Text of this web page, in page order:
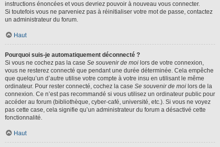
instructions énoncées et vous devriez pouvoir à nouveau vous connecter.
Si toutefois vous ne parveniez pas à réinitialiser votre mot de passe, contactez
un administrateur du forum.
Haut
Pourquoi suis-je automatiquement déconnecté ?
Si vous ne cochez pas la case Se souvenir de moi lors de votre connexion,
vous ne resterez connecté que pendant une durée déterminée. Cela empêche
que quelqu’un d’autre utilise votre compte à votre insu en utilisant le même
ordinateur. Pour rester connecté, cochez la case Se souvenir de moi lors de la
connexion. Ce n’est pas recommandé si vous utilisez un ordinateur public pour
accéder au forum (bibliothèque, cyber-café, université, etc.). Si vous ne voyez
pas cette case, cela signifie qu’un administrateur du forum a désactivé cette
fonctionnalité.
Haut